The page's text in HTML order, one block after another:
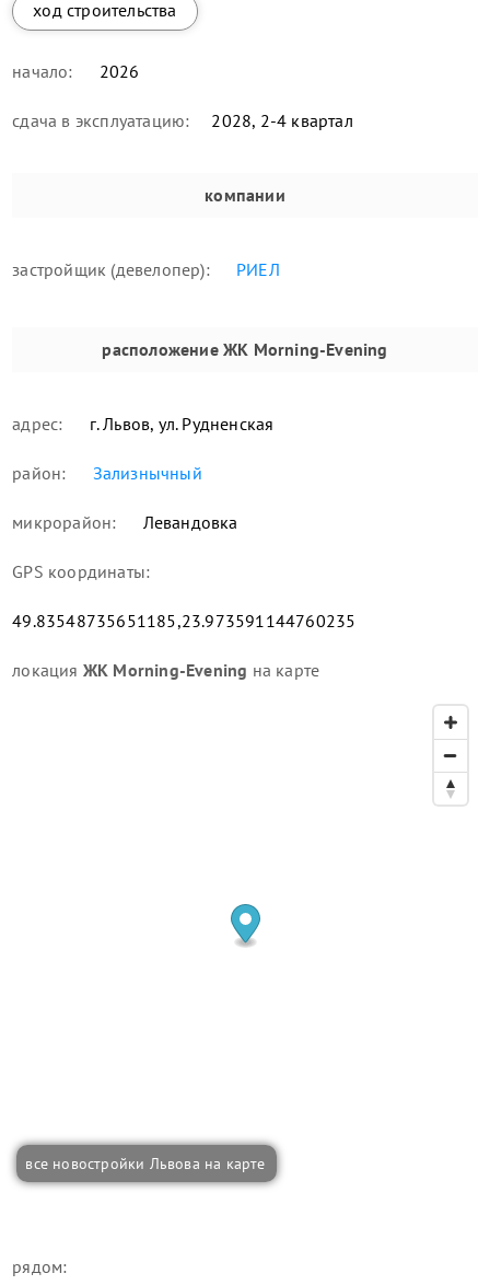
ход строительства
начало: 2026
сдача в эксплуатацию: 2028, 2-4 квартал
компании
застройщик (девелопер): РИЕЛ
расположениеЖК Morning-Evening
адрес: г. Львов, ул. Рудненская
район: Зализнычный
микрорайон: Левандовка
GPS координаты:
49.83548735651185,23.973591144760235
локация ЖК Morning-Evening на карте
все новостройки Львова на карте
рядом: